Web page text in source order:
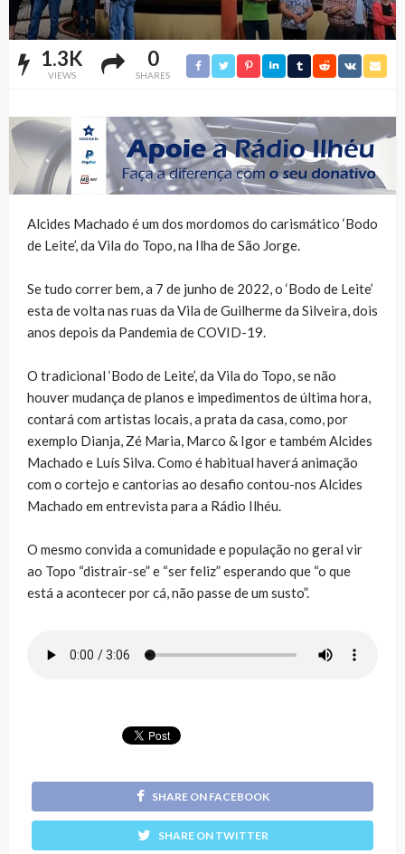
1.3K
VIEWS
0
SHARES
Alcides Machado é um dos mordomos do carismático ‘Bodo
de Leite’, da Vila do Topo, na Ilha de São Jorge.
Se tudo correr bem, a 7 de junho de 2022, o ‘Bodo de Leite’
esta de volta nas ruas da Vila de Guilherme da Silveira, dois
anos depois da Pandemia de COVID-19.
O tradicional ‘Bodo de Leite’, da Vila do Topo, se não
houver mudança de planos e impedimentos de última hora,
contará com artistas locais, a prata da casa, como, por
exemplo Dianja, Zé Maria, Marco & Igor e também Alcides
Machado e Luís Silva. Como é habitual haverá animação
com o cortejo e cantorias ao desafio contou-nos Alcides
Machado em entrevista para a Rádio Ilhéu.
O mesmo convida a comunidade e população no geral vir
ao Topo “distrair-se” e “ser feliz” esperando que “o que
está a acontecer por cá, não passe de um susto”.
SHARE ON FACEBOOK
SHARE ON TWITTER